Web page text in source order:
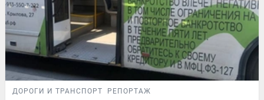
ДОРОГИ И ТРАНСПОРТ РЕПОРТАЖ